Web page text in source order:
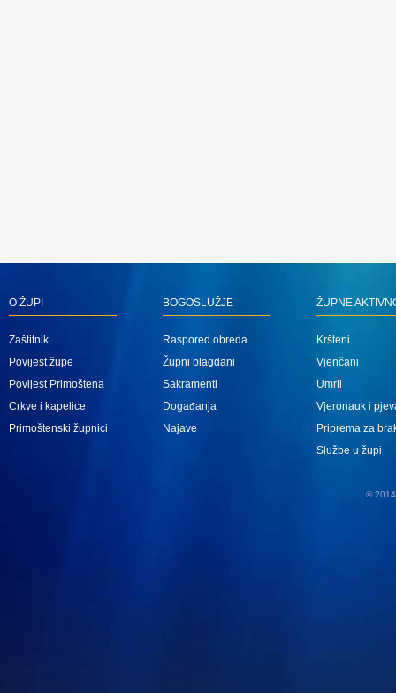
O ŽUPI
Zaštitnik
Povijest župe
Povijest Primoštena
Crkve i kapelice
Primoštenski župnici
BOGOSLUŽJE
Raspored obreda
Župni blagdani
Sakramenti
Događanja
Najave
ŽUPNE
Kršteni
Vjenčani
Umrli
Vjeronauk i
Priprema za
Službe u župi
© 2014